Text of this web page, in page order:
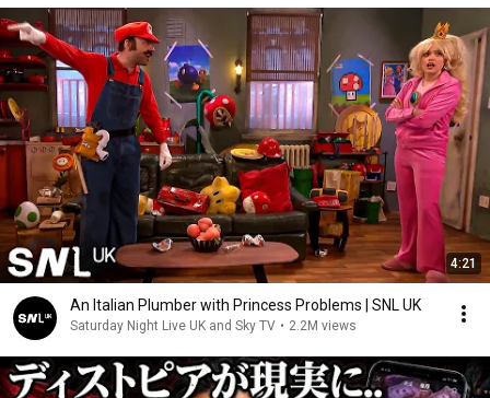
4:21
An Italian Plumber with Princess Problems | SNL UK
Saturday Night Live UK and Sky TV • 2.2M views